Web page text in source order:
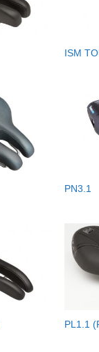
ISM
PN3.1
PL1.1